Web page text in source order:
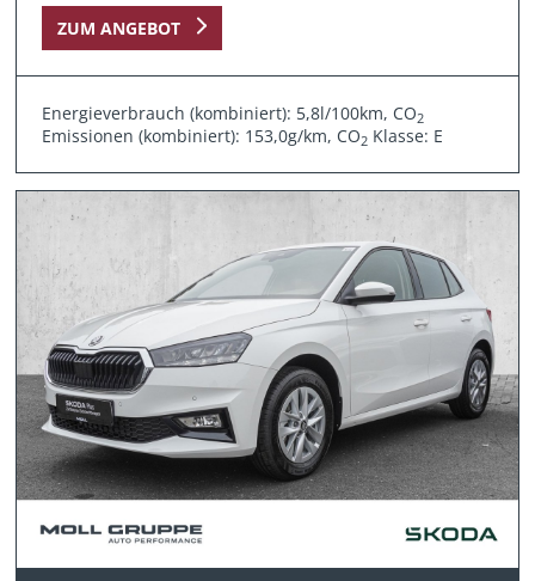
ZUM ANGEBOT
Energieverbrauch (kombiniert): 5,8l/100km, CO2
Emissionen (kombiniert): 153,0g/km, CO2 Klasse: E